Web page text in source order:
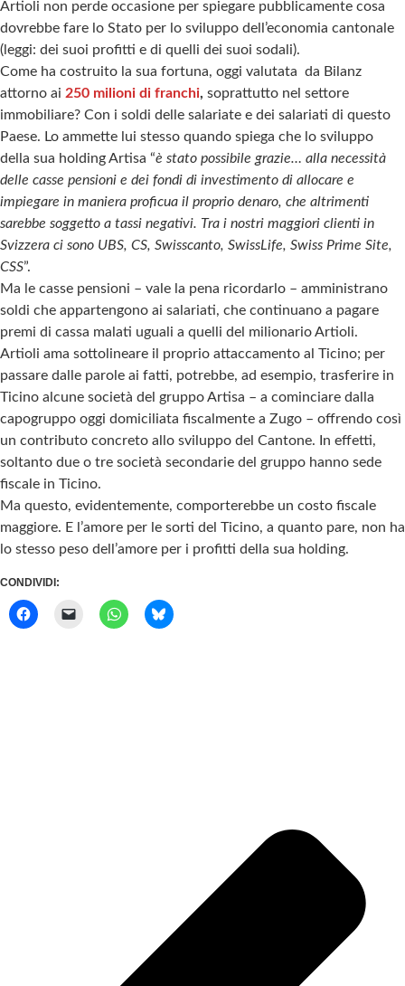
Artioli non perde occasione per spiegare pubblicamente cosa
dovrebbe fare lo Stato per lo sviluppo dell’economia cantonale
(leggi: dei suoi profitti e di quelli dei suoi sodali).
Come ha costruito la sua fortuna, oggi valutata da Bilanz
attorno ai 250 milioni di franchi, soprattutto nel settore
immobiliare? Con i soldi delle salariate e dei salariati di questo
Paese. Lo ammette lui stesso quando spiega che lo sviluppo
della sua holding Artisa “è stato possibile grazie… alla necessità
delle casse pensioni e dei fondi di investimento di allocare e
impiegare in maniera proficua il proprio denaro, che altrimenti
sarebbe soggetto a tassi negativi. Tra i nostri maggiori clienti in
Svizzera ci sono UBS, CS, Swisscanto, SwissLife, Swiss Prime Site,
CSS”.
Ma le casse pensioni – vale la pena ricordarlo – amministrano
soldi che appartengono ai salariati, che continuano a pagare
premi di cassa malati uguali a quelli del milionario Artioli.
Artioli ama sottolineare il proprio attaccamento al Ticino; per
passare dalle parole ai fatti, potrebbe, ad esempio, trasferire in
Ticino alcune società del gruppo Artisa – a cominciare dalla
capogruppo oggi domiciliata fiscalmente a Zugo – offrendo così
un contributo concreto allo sviluppo del Cantone. In effetti,
soltanto due o tre società secondarie del gruppo hanno sede
fiscale in Ticino.
Ma questo, evidentemente, comporterebbe un costo fiscale
maggiore. E l’amore per le sorti del Ticino, a quanto pare, non ha
lo stesso peso dell’amore per i profitti della sua holding.
CONDIVIDI: